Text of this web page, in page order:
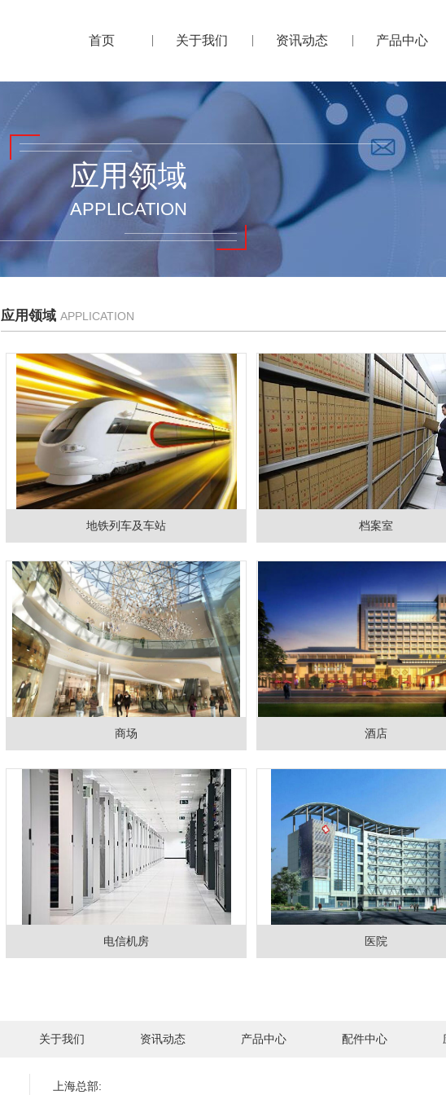
首页 关于我们 资讯动态 产品中心
应用领域
APPLICATION
应用领域 APPLICATION
地铁列车及车站 档案室
商场 酒店
电信机房 医院
关于我们 资讯动态 产品中心 配件中心
上海总部: